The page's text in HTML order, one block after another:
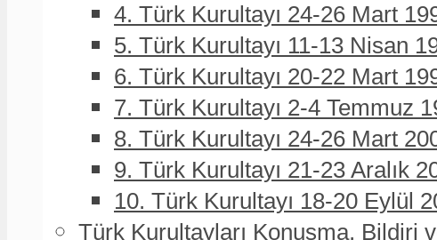
4. Türk Kurultayı 24-26 Mart
5. Türk Kurultayı 11-13 Nisan
6. Türk Kurultayı 20-22 Mart
7. Türk Kurultayı 2-4 Temmuz
8. Türk Kurultayı 24-26 Mart
9. Türk Kurultayı 21-23 Aralık
10. Türk Kurultayı 18-20 Eylül
Türk Kurultayları Konuşma, Bildiri